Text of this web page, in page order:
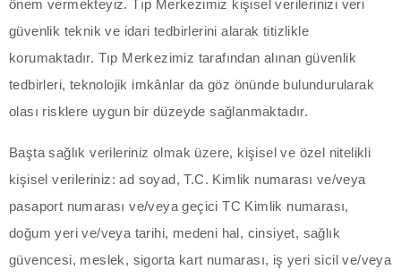
panel
panel
panel
satın al
satın al
panel
önem vermekteyiz. Tıp Merkezimiz kişisel verilerinizi veri
güvenlik teknik ve idari tedbirlerini alarak titizlikle
korumaktadır. Tıp Merkezimiz tarafından alınan güvenlik
tedbirleri, teknolojik imkânlar da göz önünde bulundurularak
olası risklere uygun bir düzeyde sağlanmaktadır.
Başta sağlık verileriniz olmak üzere, kişisel ve özel nitelikli
kişisel verileriniz: ad soyad, T.C. Kimlik numarası ve/veya
pasaport numarası ve/veya geçici TC Kimlik numarası,
doğum yeri ve/veya tarihi, medeni hal, cinsiyet, sağlık
güvencesi, meslek, sigorta kart numarası, iş yeri sicil ve/veya